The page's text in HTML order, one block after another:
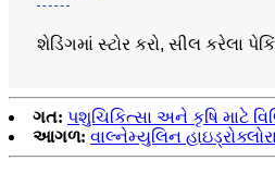
શેડિંગમાં સ્ટોર કરો, સીલ કરેલા
ગત: પશુચિકિત્સા અને કૃષિ માટે
આગળ: વાલ્નેમ્યુલિન